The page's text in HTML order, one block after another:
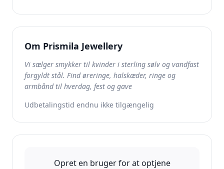
Om Prismila Jewellery
Vi sælger smykker til kvinder i sterling sølv og vandfast
forgyldt stål. Find øreringe, halskæder, ringe og
armbånd til hverdag, fest og gave
Udbetalingstid endnu ikke tilgængelig
Opret en bruger for at optjene